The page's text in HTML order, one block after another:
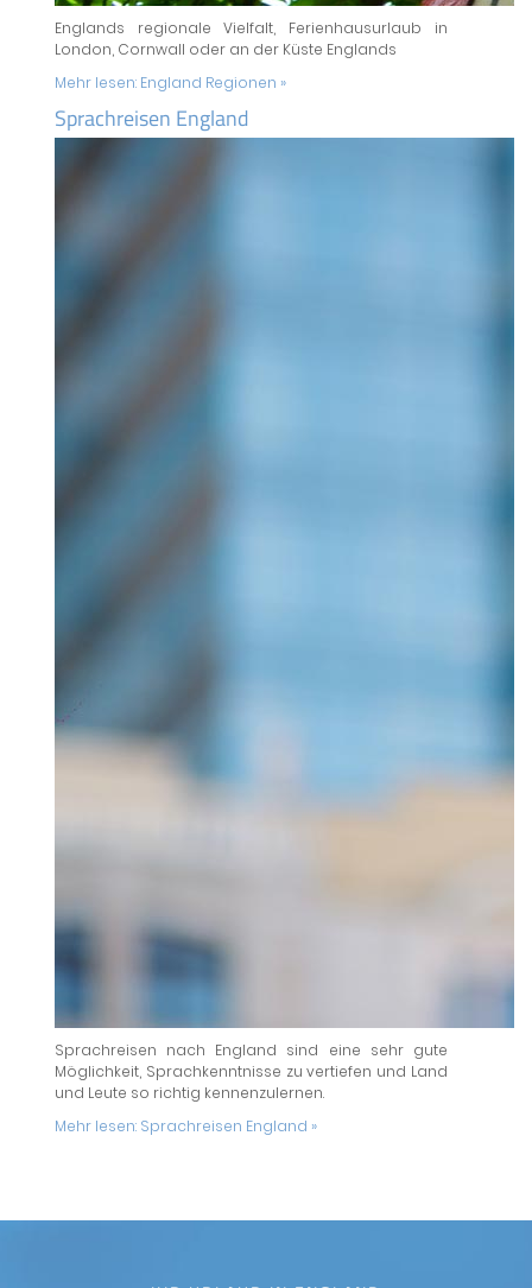
Englands regionale Vielfalt, Ferienhausurlaub in
London, Cornwall oder an der Küste Englands
Mehr lesen: England Regionen »
Sprachreisen England
Sprachreisen nach England sind eine sehr gute
Möglichkeit, Sprachkenntnisse zu vertiefen und Land
und Leute so richtig kennenzulernen.
Mehr lesen: Sprachreisen England »